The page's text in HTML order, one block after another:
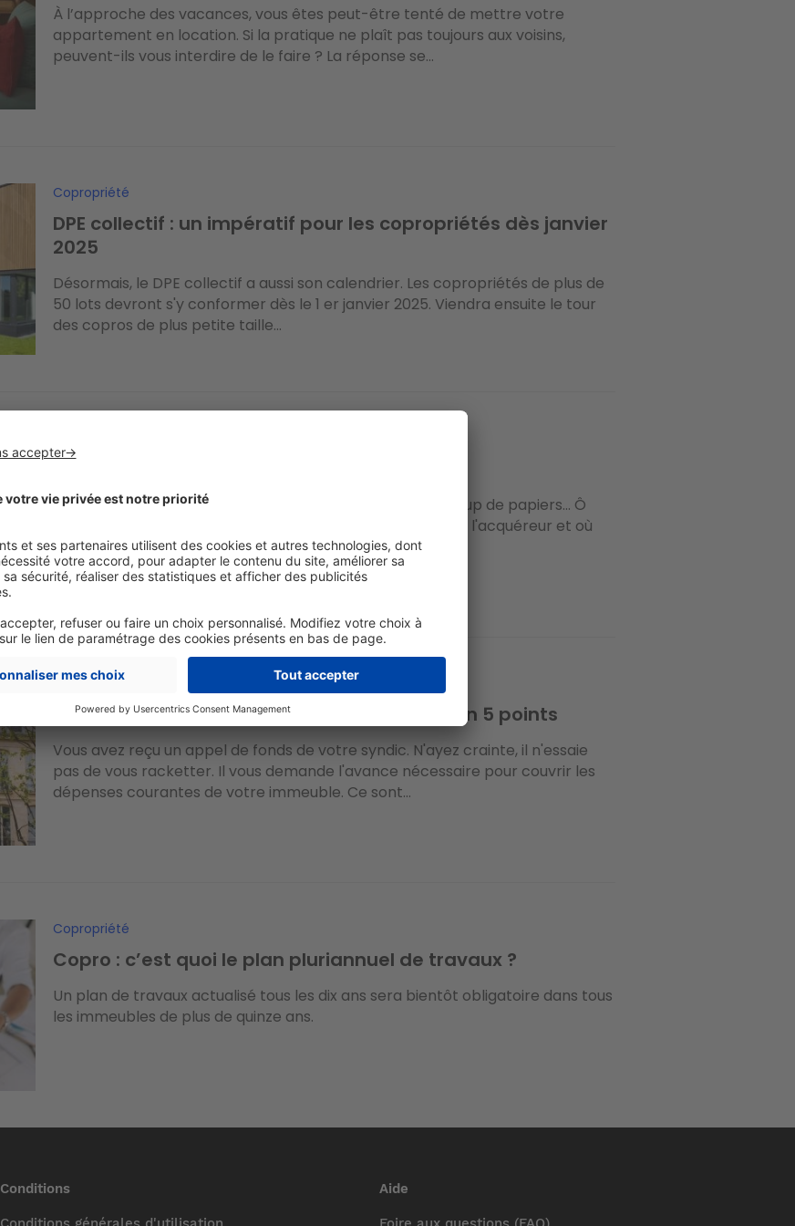
À l’approche des vacances, vous êtes peut-être tenté de mettre votre
appartement en location. Si la pratique ne plaît pas toujours aux voisins,
peuvent-ils vous interdire de le faire ? La réponse se...
Copropriété
DPE collectif : un impératif pour les copropriétés dès janvier
2025
Désormais, le DPE collectif a aussi son calendrier. Les copropriétés de plus de
50 lots devront s'y conformer dès le 1 er janvier 2025. Viendra ensuite le tour
des copros de plus petite taille...
Vendre un bien en copropriété implique de réunir beaucoup de papiers… Ô
joie ! Quelles informations faut-il obligatoirement fournir à l'acquéreur et où
les trouver ? On vous a parlé du pré-état daté...
Copropriété
Tout savoir sur les charges de copropriété en 5 points
Vous avez reçu un appel de fonds de votre syndic. N'ayez crainte, il n'essaie
pas de vous racketter. Il vous demande l'avance nécessaire pour couvrir les
dépenses courantes de votre immeuble. Ce sont...
Copropriété
Copro : c’est quoi le plan pluriannuel de travaux ?
Un plan de travaux actualisé tous les dix ans sera bientôt obligatoire dans tous
les immeubles de plus de quinze ans.
Conditions Aide